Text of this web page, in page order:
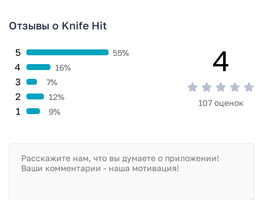
Отзывы о Knife Hit
1 9%
2 12%
3 7%
4 16%
5 55% 4
107 оценок